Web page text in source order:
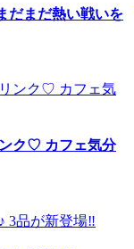
だまだ熱い戦いを
ク♡ カフェ気分